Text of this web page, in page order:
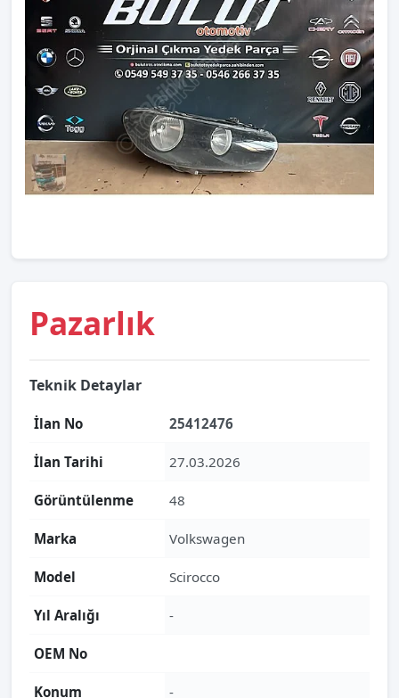
Pazarlık
Teknik Detaylar
İlan No 25412476
İlan Tarihi 27.03.2026
Görüntülenme 48
Marka Volkswagen
Model Scirocco
Yıl Aralığı -
OEM No
Konum -